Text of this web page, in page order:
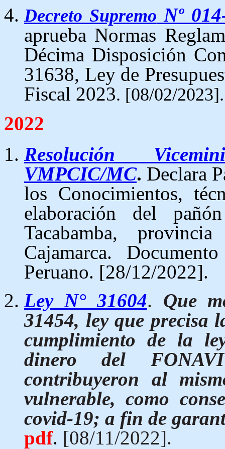
Decreto Supremo Nº
aprueba Normas
Décima Disposición
31638, Ley de
Fiscal 2023. [08/02/2023].
2022
Resolución
VMPCIC/MC. Declara
los Conocimientos,
elaboración del
Tacabamba,
Cajamarca.
Peruano. [28/12/2022].
Ley N° 31604. Que
31454, ley que precisa
cumplimiento de la
dinero del
contribuyeron al
vulnerable, como
covid-19; a fin de
pdf. [08/11/2022].